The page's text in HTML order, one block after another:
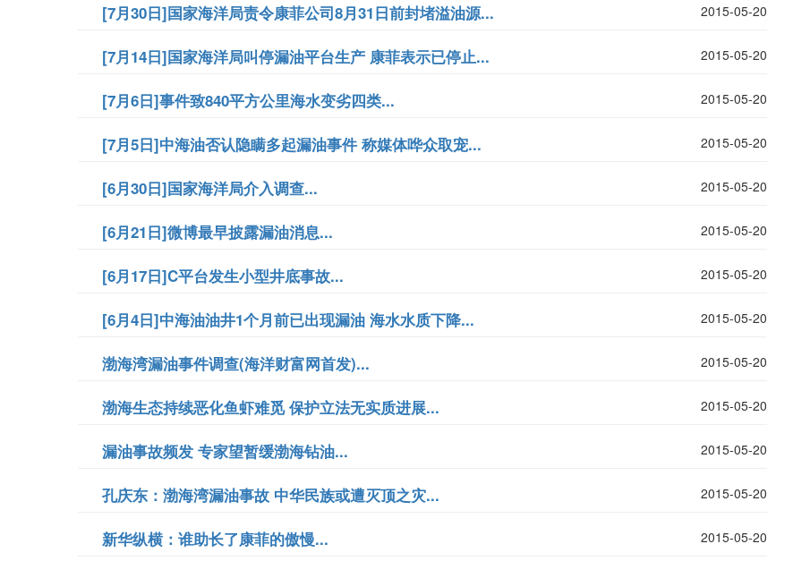
[7月30日]国家海洋局责令康菲公司8月31日前封堵溢油源... 2015-05-20
[7月14日]国家海洋局叫停漏油平台生产 康菲表示已停止... 2015-05-20
[7月6日]事件致840平方公里海水变劣四类... 2015-05-20
[7月5日]中海油否认隐瞒多起漏油事件 称媒体哗众取宠... 2015-05-20
[6月30日]国家海洋局介入调查... 2015-05-20
[6月21日]微博最早披露漏油消息... 2015-05-20
[6月17日]C平台发生小型井底事故... 2015-05-20
[6月4日]中海油油井1个月前已出现漏油 海水水质下降... 2015-05-20
渤海湾漏油事件调查(海洋财富网首发)... 2015-05-20
渤海生态持续恶化鱼虾难觅 保护立法无实质进展... 2015-05-20
漏油事故频发 专家望暂缓渤海钻油... 2015-05-20
孔庆东：渤海湾漏油事故 中华民族或遭灭顶之灾... 2015-05-20
新华纵横：谁助长了康菲的傲慢... 2015-05-20